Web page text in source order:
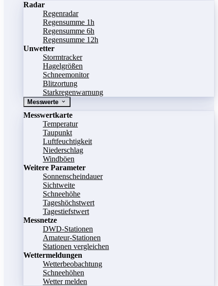
Radar
Regenradar
Regensumme 1h
Regensumme 6h
Regensumme 12h
Unwetter
Stormtracker
Hagelgrößen
Schneemonitor
Blitzortung
Starkregenwarnung
Messwerte
Messwertkarte
Temperatur
Taupunkt
Luftfeuchtigkeit
Niederschlag
Windböen
Weitere Parameter
Sonnenscheindauer
Sichtweite
Schneehöhe
Tageshöchstwert
Tagestiefstwert
Messnetze
DWD-Stationen
Amateur-Stationen
Stationen vergleichen
Wettermeldungen
Wetterbeobachtung
Schneehöhen
Wetter melden